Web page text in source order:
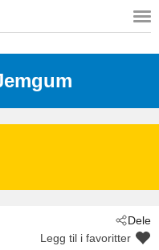
Dele
Legg til i favoritter